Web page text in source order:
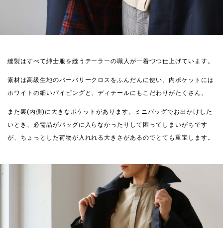
縫製はすべて紳士服を縫うテーラーの職人が一着づつ仕上げています。
素材は高級生地のバーバリークロスをふんだんに使い、内ポケットには
ホワイトの細いパイピングと、ディテールにもこだわりがたくさん。
また裏(内側)に大きなポケットがあります。ミニバッグでお出かけした
いとき、必需品がバッグに入らなかったりして困ってしまいがちです
が、ちょっとした荷物が入れれる大きさがあるのでとても重宝します。